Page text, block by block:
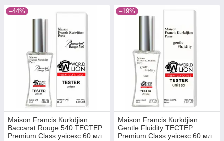
–44%
Maison Francis Kurkdjian
Baccarat Rouge 540 ТЕСТЕР
Premium Class унісекс 60 мл
–19%
Maison Francis Kurkdjian
Gentle Fluidity ТЕСТЕР
Premium Class унісекс 60 мл